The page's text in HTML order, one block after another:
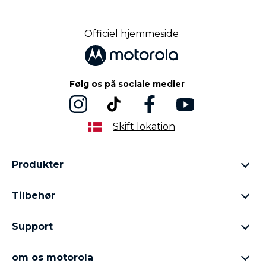
Officiel hjemmeside
Følg os på sociale medier
Skift lokation
Produkter
Moto G-familien
thinkphone by motorola
Tilbehør
Support
om os motorola